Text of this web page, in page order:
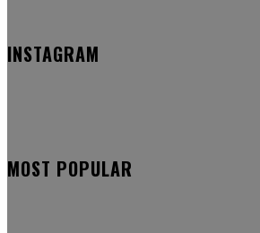
INSTAGRAM
MOST POPULAR